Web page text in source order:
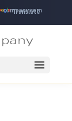
Translate